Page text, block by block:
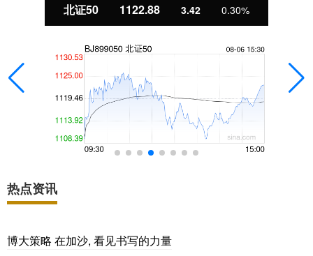
北证50 1122.88 3.42 0.30%
热点资讯
博大策略 在加沙, 看见书写的力量